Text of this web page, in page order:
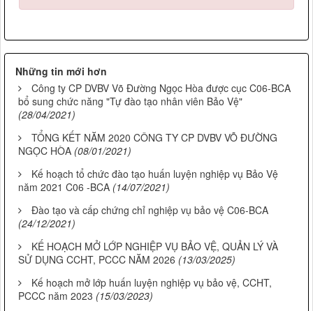
Những tin mới hơn
Công ty CP DVBV Võ Đường Ngọc Hòa được cục C06-BCA
bổ sung chức năng "Tự đào tạo nhân viên Bảo Vệ"
(28/04/2021)
TỔNG KẾT NĂM 2020 CÔNG TY CP DVBV VÕ ĐƯỜNG
NGỌC HÒA (08/01/2021)
Kế hoạch tổ chức đào tạo huấn luyện nghiệp vụ Bảo Vệ
năm 2021 C06 -BCA (14/07/2021)
Đào tạo và cấp chứng chỉ nghiệp vụ bảo vệ C06-BCA
(24/12/2021)
KẾ HOẠCH MỞ LỚP NGHIỆP VỤ BẢO VỆ, QUẢN LÝ VÀ
SỬ DỤNG CCHT, PCCC NĂM 2026 (13/03/2025)
Kế hoạch mở lớp huấn luyện nghiệp vụ bảo vệ, CCHT,
PCCC năm 2023 (15/03/2023)